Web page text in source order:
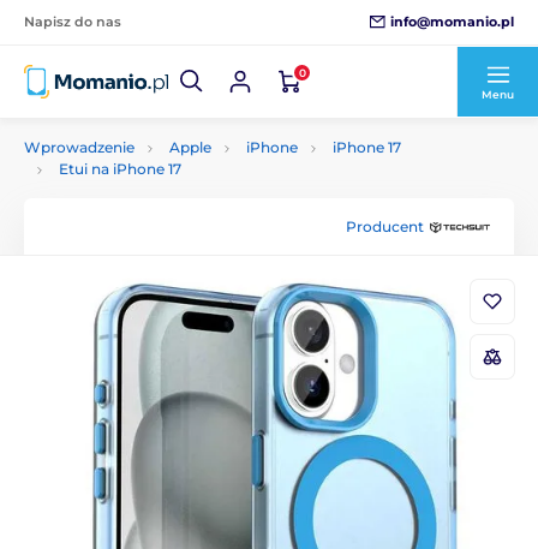
Napisz do nas info@momanio.pl
0
Menu
Wprowadzenie Apple iPhone
iPhone 17
Etui na iPhone 17
Producent